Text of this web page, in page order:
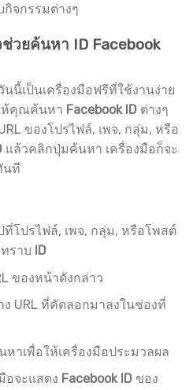
จกรรมต่างๆ
วยค้นหา ID Facebook
นนี้เป็นเครื่องมือฟรีที่ใช้งานง่าย
ห้คุณค้นหา Facebook ID ต่างๆ
ของโปรไฟล์, เพจ, กลุ่ม, หรือ
แล้วคลิกปุ่มค้นหา เครื่องมือก็จะ
ที
ที่โปรไฟล์, เพจ, กลุ่ม, หรือโพสต์
ราบ ID
ของหน้าดังกล่าว
ง URL ที่คัดลอกมาลงในช่องที่
าเพื่อให้เครื่องมือประมวลผล
อจะแสดง Facebook IDของ